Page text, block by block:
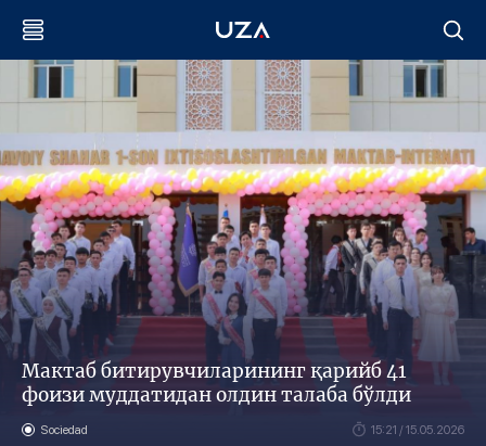
Мактаб битирувчиларининг қарийб 41
фоизи муддатидан олдин талаба бўлди
Sociedad 15:21 / 15.05.2026